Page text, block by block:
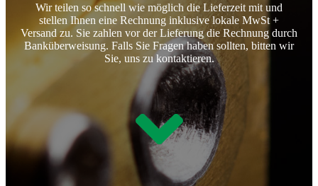
Wir teilen so schnell wie möglich die Lieferzeit mit und
stellen Ihnen eine Rechnung inklusive lokale MwSt +
Versand zu. Sie zahlen vor der Lieferung die Rechnung durch
Banküberweisung. Falls Sie Fragen haben sollten, bitten wir
Sie, uns zu kontaktieren.